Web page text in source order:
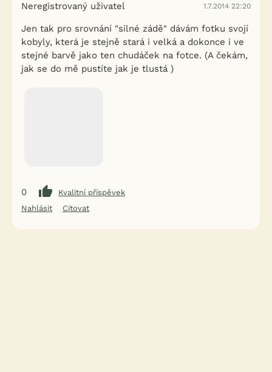
Neregistrovaný uživatel 1.7.2014 22:20
Jen tak pro srovnání "silné zádě" dávám fotku svojí
kobyly, která je stejně stará i velká a dokonce i ve
stejné barvě jako ten chudáček na fotce. (A čekám,
jak se do mě pustíte jak je tlustá )
0
Kvalitní příspěvek
Nahlásit
Citovat